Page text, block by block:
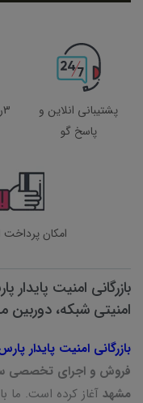
پشتیبانی انلاین و
پاسخ گو
امکان پرداخت
بازرگانی امنیت
امنیتی شبکه،
بازرگانی امنیت پایدار
فروش و اجرای تخصصی
مشهد آغاز کرده است. ما